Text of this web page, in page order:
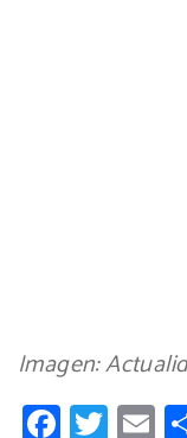
Imagen: